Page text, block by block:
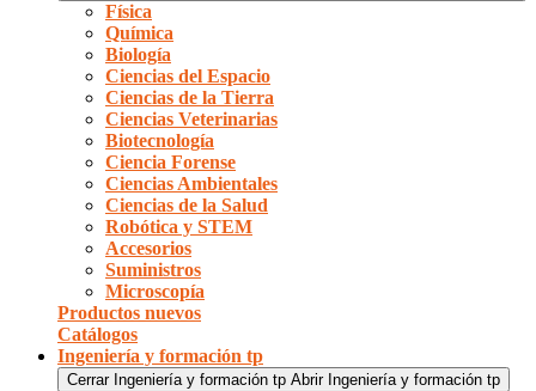
Física
Química
Biología
Ciencias del Espacio
Ciencias de la Tierra
Ciencias Veterinarias
Biotecnología
Ciencia Forense
Ciencias Ambientales
Ciencias de la Salud
Robótica y STEM
Accesorios
Suministros
Microscopía
Productos nuevos
Catálogos
Ingeniería y formación tp
Cerrar Ingeniería y formación tp Abrir Ingeniería y formación tp